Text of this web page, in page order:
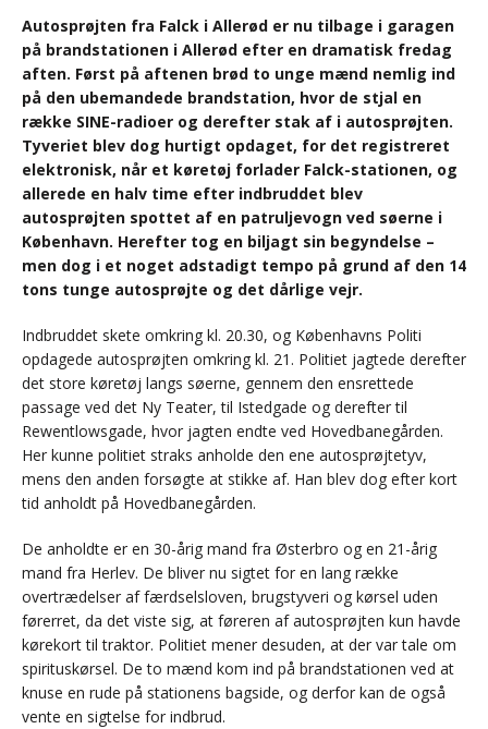
Autosprøjten fra Falck i Allerød er nu tilbage i garagen
på brandstationen i Allerød efter en dramatisk fredag
aften. Først på aftenen brød to unge mænd nemlig ind
på den ubemandede brandstation, hvor de stjal en
række SINE-radioer og derefter stak af i autosprøjten.
Tyveriet blev dog hurtigt opdaget, for det registreret
elektronisk, når et køretøj forlader Falck-stationen, og
allerede en halv time efter indbruddet blev
autosprøjten spottet af en patruljevogn ved søerne i
København. Herefter tog en biljagt sin begyndelse –
men dog i et noget adstadigt tempo på grund af den 14
tons tunge autosprøjte og det dårlige vejr.
Indbruddet skete omkring kl. 20.30, og Københavns Politi
opdagede autosprøjten omkring kl. 21. Politiet jagtede derefter
det store køretøj langs søerne, gennem den ensrettede
passage ved det Ny Teater, til Istedgade og derefter til
Rewentlowsgade, hvor jagten endte ved Hovedbanegården.
Her kunne politiet straks anholde den ene autosprøjtetyv,
mens den anden forsøgte at stikke af. Han blev dog efter kort
tid anholdt på Hovedbanegården.
De anholdte er en 30-årig mand fra Østerbro og en 21-årig
mand fra Herlev. De bliver nu sigtet for en lang række
overtrædelser af færdselsloven, brugstyveri og kørsel uden
førerret, da det viste sig, at føreren af autosprøjten kun havde
kørekort til traktor. Politiet mener desuden, at der var tale om
spirituskørsel. De to mænd kom ind på brandstationen ved at
knuse en rude på stationens bagside, og derfor kan de også
vente en sigtelse for indbrud.